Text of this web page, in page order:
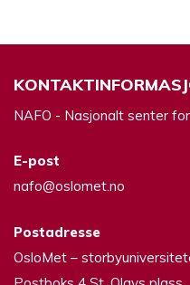
NAFO - Nasjonalt senter
E-post
nafo@oslomet.no
Postadresse
OsloMet –